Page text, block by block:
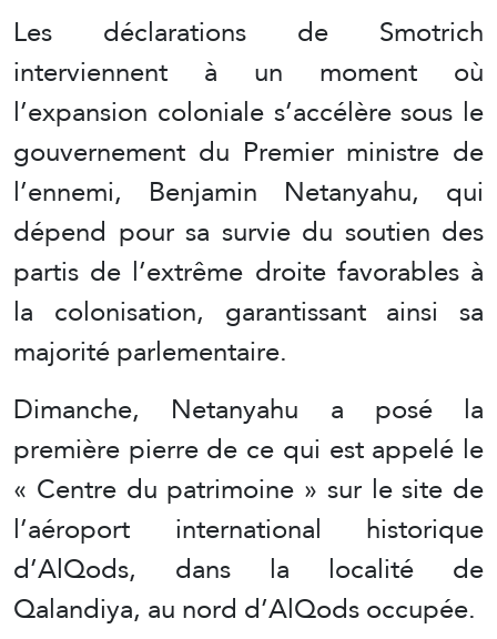
Les déclarations de Smotrich
interviennent à un moment où
l’expansion coloniale s’accélère sous le
gouvernement du Premier ministre de
l’ennemi, Benjamin Netanyahu, qui
dépend pour sa survie du soutien des
partis de l’extrême droite favorables à
la colonisation, garantissant ainsi sa
majorité parlementaire.
Dimanche, Netanyahu a posé la
première pierre de ce qui est appelé le
« Centre du patrimoine » sur le site de
l’aéroport international historique
d’AlQods, dans la localité de
Qalandiya, au nord d’AlQods occupée.